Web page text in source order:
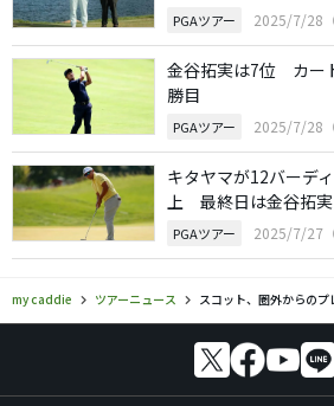
PGAツアー 2025/7/28
金谷拓実は7位 カー
勝目
PGAツアー 2025/7/28
キタヤマが12バーデ
上 最終日は金谷拓
PGAツアー 2025/7/27
my caddie ツアーニュース スコット、圏外からのプレーオ